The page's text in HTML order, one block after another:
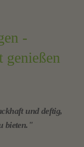
-
und deftig,
bieten."